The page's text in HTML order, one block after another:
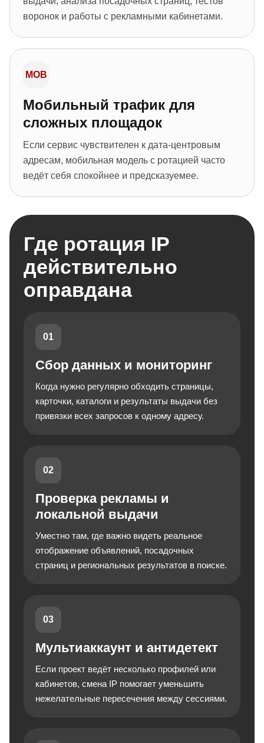
воронок и работы с рекламными кабинетами.
MOB
Мобильный трафик для
сложных площадок
Если сервис чувствителен к дата-центровым
адресам, мобильная модель с ротацией часто
ведёт себя спокойнее и предсказуемее.
Где ротация IP
действительно
оправдана
01
Сбор данных и мониторинг
Когда нужно регулярно обходить страницы,
карточки, каталоги и результаты выдачи без
привязки всех запросов к одному адресу.
02
Проверка рекламы и
локальной выдачи
Уместно там, где важно видеть реальное
отображение объявлений, посадочных
страниц и региональных результатов в поиске.
03
Мультиаккаунт и антидетект
Если проект ведёт несколько профилей или
кабинетов, смена IP помогает уменьшить
нежелательные пересечения между сессиями.